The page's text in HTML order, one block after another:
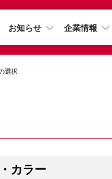
お知らせ 企業情報
選択
カラー